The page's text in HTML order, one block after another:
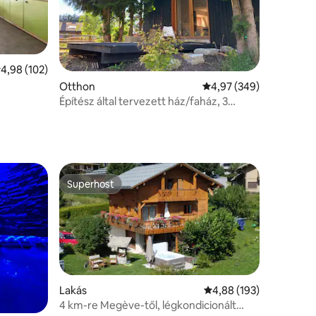
értékelés: 5/4,98, 102 vélemény
4,98 (102)
Otthon Átlagos értékelés: 5/
4,97 (349)
Építész által tervezett ház/faház, 3
Superhost
Superhost
Lakás Átlagos értékelés: 5/
4,88 (193)
4 km-re Megève-től, légkondicionált